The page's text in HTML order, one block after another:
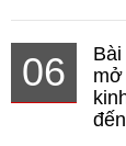
06
mở